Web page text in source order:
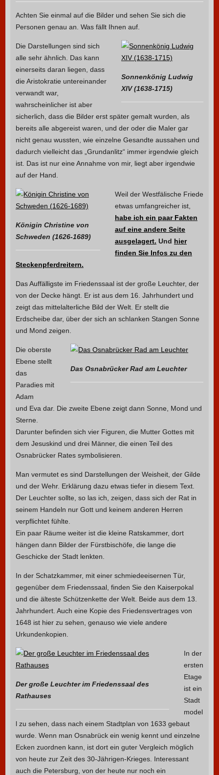
Achten Sie einmal auf die Bilder und sehen Sie sich die
Personen genau an. Was fällt Ihnen auf.
Sonnenkönig Ludwig
XIV (1638-1715)
Die Darstellungen sind sich
alle sehr ähnlich. Das kann
einerseits daran liegen, dass
die Aristokratie untereinander
verwandt war,
wahrscheinlicher ist aber
sicherlich, dass die Bilder erst später gemalt wurden, als
bereits alle abgereist waren, und der oder die Maler gar
nicht genau wussten, wie einzelne Gesandte aussahen und
dadurch vielleicht das „Grundanlitz“ immer irgendwie gleich
ist. Das ist nur eine Annahme von mir, liegt aber irgendwie
auf der Hand.
Königin Christine von
Schweden (1626-1689)
Weil der Westfälische Friede
etwas umfangreicher ist,
habe ich ein paar Fakten
auf eine andere Seite
ausgelagert. Und hier
finden Sie Infos zu den
Steckenpferdreitern.
Das Auffälligste im Friedenssaal ist der große Leuchter, der
von der Decke hängt. Er ist aus dem 16. Jahrhundert und
zeigt das mittelalterliche Bild der Welt. Er stellt die
Erdscheibe dar, über der sich an schlanken Stangen Sonne
und Mond zeigen.
Das Osnabrücker Rad am Leuchter
Die oberste
Ebene stellt
das
Paradies mit
Adam
und Eva dar. Die zweite Ebene zeigt dann Sonne, Mond und
Sterne.
Darunter befinden sich vier Figuren, die Mutter Gottes mit
dem Jesuskind und drei Männer, die einen Teil des
Osnabrücker Rates symbolisieren.
Man vermutet es sind Darstellungen der Weisheit, der Gilde
und der Wehr. Erklärung dazu etwas tiefer in diesem Text.
Der Leuchter sollte, so las ich, zeigen, dass sich der Rat in
seinem Handeln nur Gott und keinem anderen Herren
verpflichtet fühlte.
Ein paar Räume weiter ist die kleine Ratskammer, dort
hängen dann Bilder der Fürstbischöfe, die lange die
Geschicke der Stadt lenkten.
In der Schatzkammer, mit einer schmiedeeisernen Tür,
gegenüber dem Friedenssaal, finden Sie den Kaiserpokal
und die älteste Schützenkette der Welt. Beide aus dem 13.
Jahrhundert. Auch eine Kopie des Friedensvertrages von
1648 ist hier zu sehen, genauso wie viele andere
Urkundenkopien.
Der große Leuchter im Friedenssaal des
Rathauses
In der
ersten
Etage
ist ein
Stadt
model
l zu sehen, dass nach einem Stadtplan von 1633 gebaut
wurde. Wenn man Osnabrück ein wenig kennt und einzelne
Ecken zuordnen kann, ist dort ein guter Vergleich möglich
von heute zur Zeit des 30-Jährigen-Krieges. Interessant
auch die Petersburg, von der heute nur noch ein